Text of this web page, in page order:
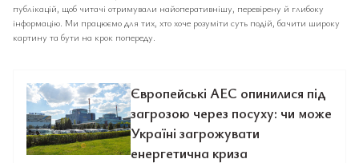
публікацій, щоб читачі отримували найоперативнішу, перевірену й глибоку
інформацію. Ми працюємо для тих, хто хоче розуміти суть подій, бачити широку
картину та бути на крок попереду.
Європейські АЕС опинилися під
загрозою через посуху: чи може
Україні загрожувати
енергетична криза